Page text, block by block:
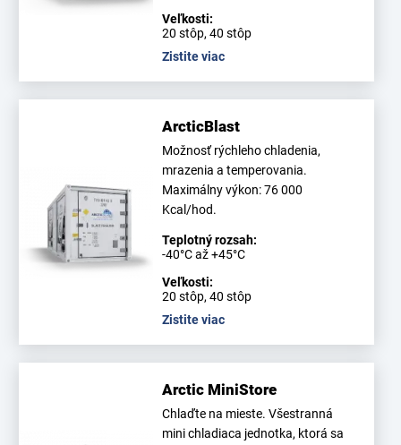
Veľkosti:
20 stôp, 40 stôp
Zistite viac
ArcticBlast
Možnosť rýchleho chladenia,
mrazenia a temperovania.
Maximálny výkon: 76 000
Kcal/hod.
Teplotný rozsah:
-40°C až +45°C
Veľkosti:
20 stôp, 40 stôp
Zistite viac
Arctic MiniStore
Chlaďte na mieste. Všestranná
mini chladiaca jednotka, ktorá sa